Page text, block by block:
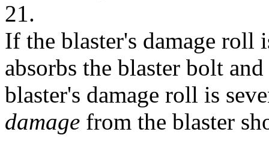
21.
If the blaster's damage roll
absorbs the blaster bolt
blaster's damage roll is
damage from the blaster